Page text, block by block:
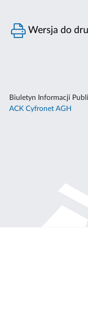
Wersja do
Biuletyn Informacji
ACK Cyfronet AGH